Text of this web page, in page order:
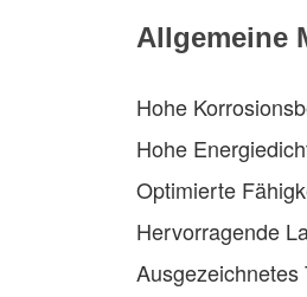
Allgemeine
Hohe
Hohe
Optimierte
Hervorragende